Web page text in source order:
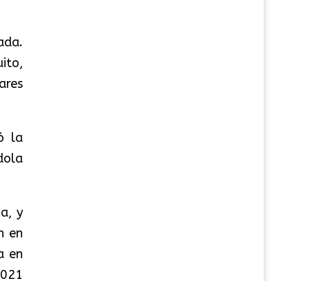
la
y
en
en